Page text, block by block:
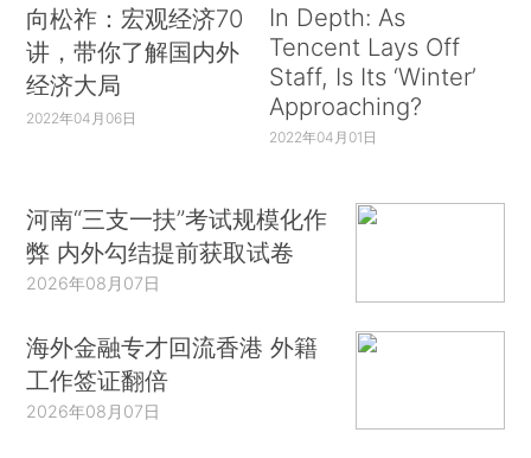
向松祚：宏观经济70
讲，带你了解国内外
经济大局
2022年04月06日
In Depth: As
Tencent Lays Off
Staff, Is Its ‘Winter’
Approaching?
2022年04月01日
河南“三支一扶”考试规模化作
弊 内外勾结提前获取试卷
2026年08月07日
海外金融专才回流香港 外籍
工作签证翻倍
2026年08月07日